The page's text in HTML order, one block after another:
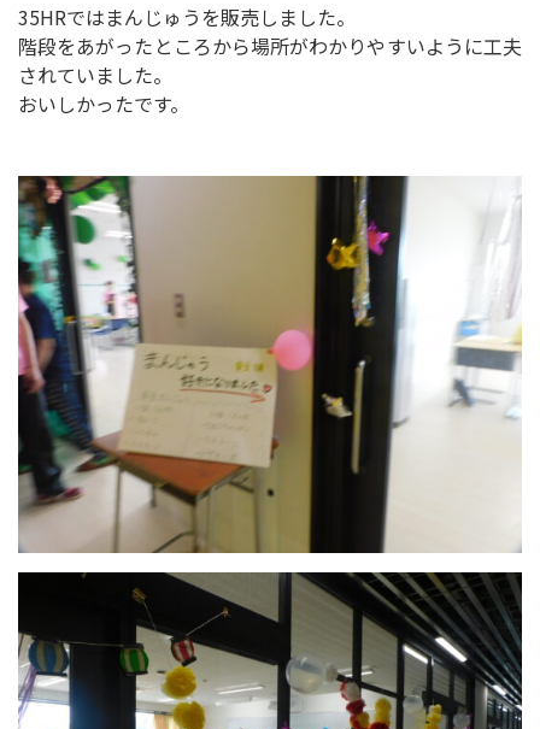
35HRではまんじゅうを販売しました。
階段をあがったところから場所がわかりやすいように工夫
されていました。
おいしかったです。